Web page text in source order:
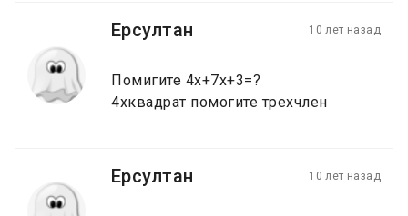
Ерсултан 10 лет назад
Помигите 4x+7х+3=?
4хквадрат помогите трехчлен
Ерсултан 10 лет назад